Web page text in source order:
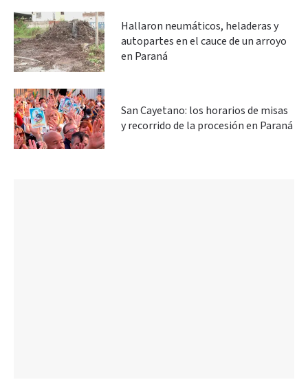
Hallaron neumáticos, heladeras y
autopartes en el cauce de un arroyo
en Paraná
San Cayetano: los horarios de misas
y recorrido de la procesión en Paraná